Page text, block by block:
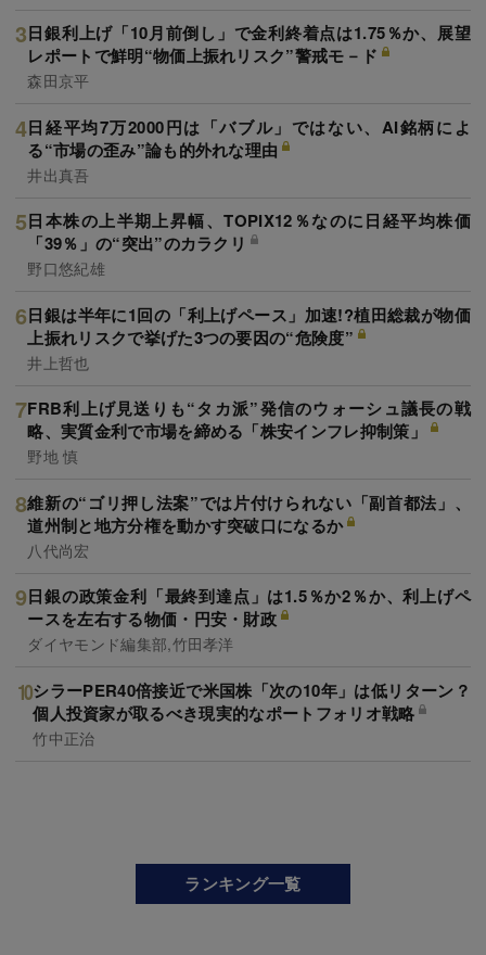
日銀利上げ「10月前倒し」で金利終着点は1.75％か、展望
レポートで鮮明“物価上振れリスク”警戒モ－ド
森田京平
日経平均7万2000円は「バブル」ではない、AI銘柄によ
る“市場の歪み”論も的外れな理由
井出真吾
日本株の上半期上昇幅、TOPIX12％なのに日経平均株価
「39％」の“突出”のカラクリ
野口悠紀雄
日銀は半年に1回の「利上げペース」加速!?植田総裁が物価
上振れリスクで挙げた3つの要因の“危険度”
井上哲也
FRB利上げ見送りも“タカ派”発信のウォーシュ議長の戦
略、実質金利で市場を締める「株安インフレ抑制策」
野地 慎
維新の“ゴリ押し法案”では片付けられない「副首都法」、
道州制と地方分権を動かす突破口になるか
八代尚宏
日銀の政策金利「最終到達点」は1.5％か2％か、利上げペ
ースを左右する物価・円安・財政
ダイヤモンド編集部,竹田孝洋
シラーPER40倍接近で米国株「次の10年」は低リターン？
個人投資家が取るべき現実的なポートフォリオ戦略
竹中正治
ランキング一覧